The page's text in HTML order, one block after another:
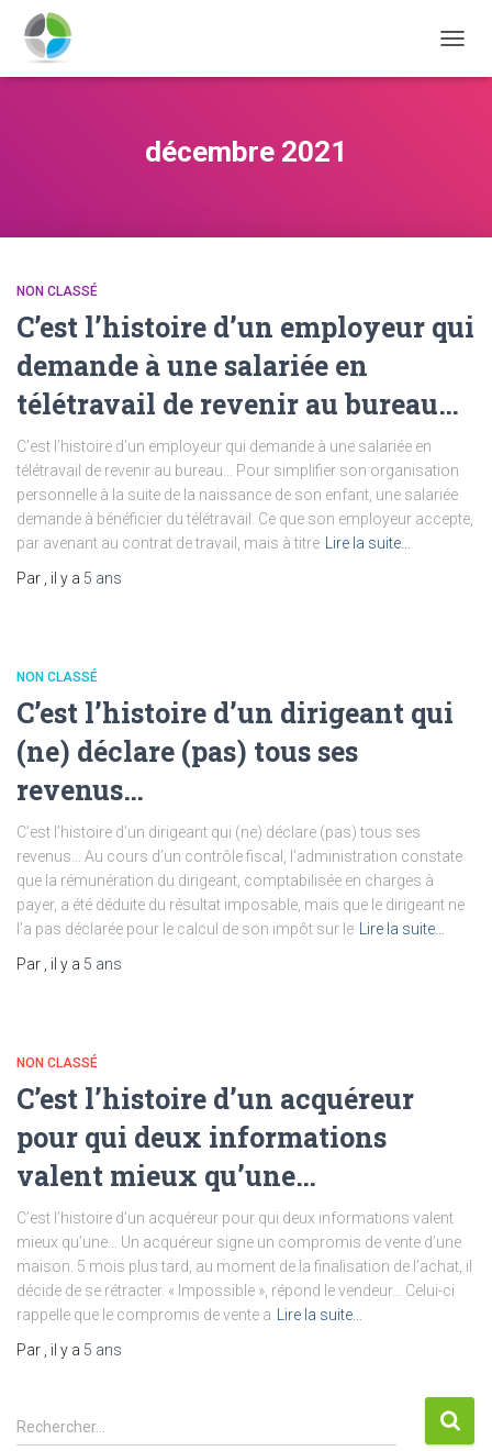
LA
décembre 2021
NON CLASSÉ
C’est l’histoire d’un employeur qui
demande à une salariée en
télétravail de revenir au bureau…
C’est l’histoire d’un employeur qui demande à une salariée en
télétravail de revenir au bureau… Pour simplifier son organisation
personnelle à la suite de la naissance de son enfant, une salariée
demande à bénéficier du télétravail. Ce que son employeur accepte,
par avenant au contrat de travail, mais à titre
Lire la suite…
Par
, il y a 5 ans
NON CLASSÉ
C’est l’histoire d’un dirigeant qui
(ne) déclare (pas) tous ses
revenus…
C’est l’histoire d’un dirigeant qui (ne) déclare (pas) tous ses
revenus… Au cours d’un contrôle fiscal, l’administration constate
que la rémunération du dirigeant, comptabilisée en charges à
payer, a été déduite du résultat imposable, mais que le dirigeant ne
l’a pas déclarée pour le calcul de son impôt sur le
Lire la suite…
Par
, il y a 5 ans
NON CLASSÉ
C’est l’histoire d’un acquéreur
pour qui deux informations
valent mieux qu’une…
C’est l’histoire d’un acquéreur pour qui deux informations valent
mieux qu’une… Un acquéreur signe un compromis de vente d’une
maison. 5 mois plus tard, au moment de la finalisation de l’achat, il
décide de se rétracter. « Impossible », répond le vendeur… Celui-ci
rappelle que le compromis de vente a
Lire la suite…
Par
, il y a 5 ans
R
e
Rechercher…